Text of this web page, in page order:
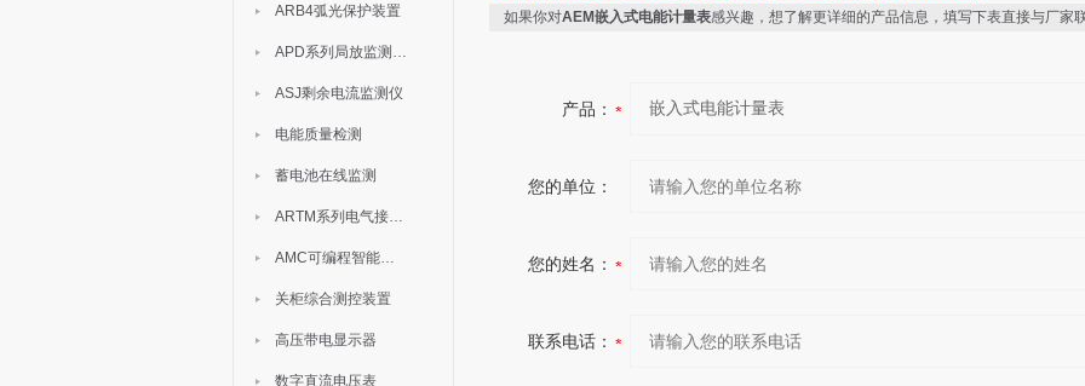
ARB4弧光保护装置
APD系列局放监测装置
ASJ剩余电流监测仪
电能质量检测
蓄电池在线监测
ARTM系列电气接点测温装置
AMC可编程智能电测表
关柜综合测控装置
高压带电显示器
数字直流电压表
如果你对AEM嵌入式电能计量表感兴趣，想了解更详细的产品信息，填写下表直接与厂家
产品：
您的单位：
您的姓名：
联系电话：